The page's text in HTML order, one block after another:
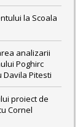
la Scoala
analizarii
Poghirc
Davila Pitesti
proiect de
Cornel